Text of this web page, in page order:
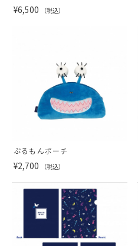
¥6,500 （税込）
ぶるもんポーチ
¥2,700 （税込）